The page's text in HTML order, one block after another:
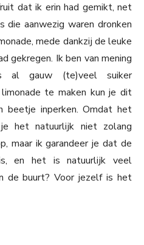
dat ik erin had gemikt, net
die aanwezig waren dronken
mede dankzij de leuke
gekregen. Ik ben van mening
al gauw (te)veel suiker
te maken kun je dit
beetje inperken. Omdat het
het natuurlijk niet zolang
maar ik garandeer je dat de
en het is natuurlijk veel
de buurt? Voor jezelf is het